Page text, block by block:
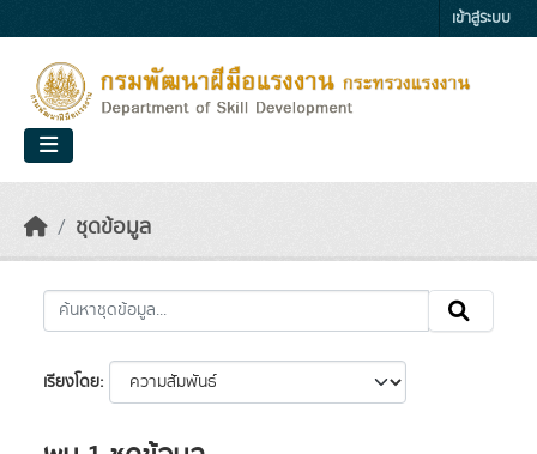
เข้าสู่ระบบ
ชุดข้อมูล
เรียงโดย